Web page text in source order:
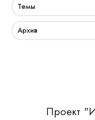
Темы
Архив
Проект